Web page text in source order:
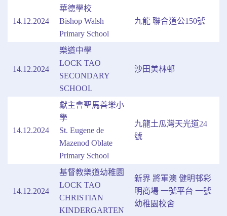
14.12.2024
華德學校
Bishop Walsh
Primary School
九龍 聯合道公150號
14.12.2024
樂道中學
LOCK TAO
SECONDARY
SCHOOL
沙田美林邨
14.12.2024
獻主會聖馬善樂小
學
St. Eugene de
Mazenod Oblate
Primary School
九龍土瓜灣天光道24
號
14.12.2024
基督教樂道幼稚園
LOCK TAO
CHRISTIAN
KINDERGARTEN
新界 將軍澳 健明邨彩
明商場 一號平台 一號
幼稚園校舍